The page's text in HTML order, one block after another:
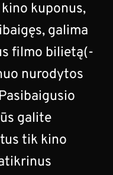
kuponus,
galima
filmo bilietą(-
nurodytos
galite
tik kino